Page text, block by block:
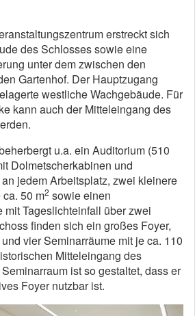
erstreckt sich
des Schlosses sowie eine
unter dem zwischen den
Gartenhof. Der Hauptzugang
westliche Wachgebäude. Für
kann auch der Mitteleingang des
u.a. ein Auditorium (510
Dolmetscherkabinen und
jedem Arbeitsplatz, zwei kleinere
50 m2 sowie einen
Tageslichteinfall über zwei
finden sich ein großes Foyer,
vier Seminarräume mit je ca. 110
Mitteleingang des
ist so gestaltet, dass er
Foyer nutzbar ist.